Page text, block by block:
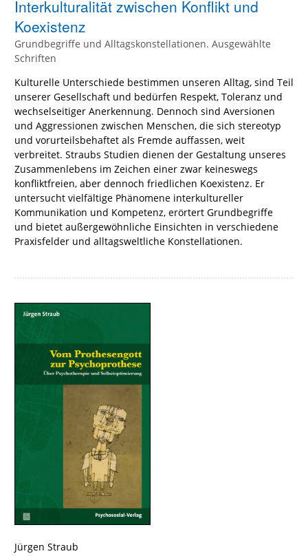
Interkulturalität zwischen Konflikt und
Koexistenz
Grundbegriffe und Alltagskonstellationen. Ausgewählte
Schriften
Kulturelle Unterschiede bestimmen unseren Alltag, sind Teil
unserer Gesellschaft und bedürfen Respekt, Toleranz und
wechselseitiger Anerkennung. Dennoch sind Aversionen
und Aggressionen zwischen Menschen, die sich stereotyp
und vorurteilsbehaftet als Fremde auffassen, weit
verbreitet. Straubs Studien dienen der Gestaltung unseres
Zusammenlebens im Zeichen einer zwar keineswegs
konfliktfreien, aber dennoch friedlichen Koexistenz. Er
untersucht vielfältige Phänomene interkultureller
Kommunikation und Kompetenz, erörtert Grundbegriffe
und bietet außergewöhnliche Einsichten in verschiedene
Praxisfelder und alltagsweltliche Konstellationen.
Jürgen Straub